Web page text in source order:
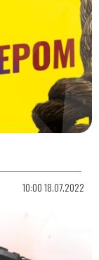
10:00 18.07.2022